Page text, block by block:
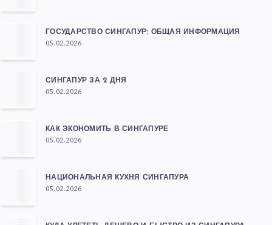
ГОСУДАРСТВО СИНГАПУР: ОБЩАЯ ИНФОРМАЦИЯ
05.02.2026
СИНГАПУР ЗА 2 ДНЯ
05.02.2026
КАК ЭКОНОМИТЬ В СИНГАПУРЕ
05.02.2026
НАЦИОНАЛЬНАЯ КУХНЯ СИНГАПУРА
05.02.2026